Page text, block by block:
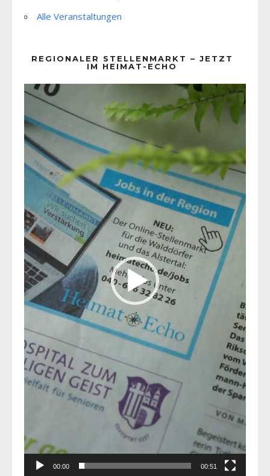
Alle Veranstaltungen
REGIONALER STELLENMARKT – JETZT
IM HEIMAT-ECHO
Player
00:00 00:51